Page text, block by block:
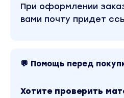
речи прямо во время
столкнуться —
рассуждать о городах,
При оформлении
вами почту придет
💬 Помощь перед
Хотите проверить